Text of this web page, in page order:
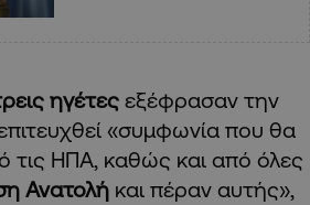
ηγέτες εξέφρασαν την
«συμφωνία που θα
τις ΗΠΑ, καθώς και από όλες
Ανατολή και πέραν αυτής»,